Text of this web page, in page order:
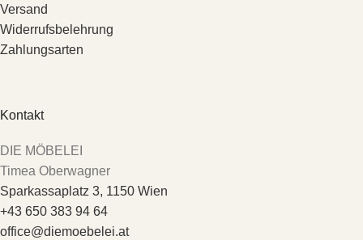
Versand
Widerrufsbelehrung
Zahlungsarten
Kontakt
DIE MÖBELEI
Timea Oberwagner
Sparkassaplatz 3, 1150 Wien
+43 650 383 94 64
office@diemoebelei.at